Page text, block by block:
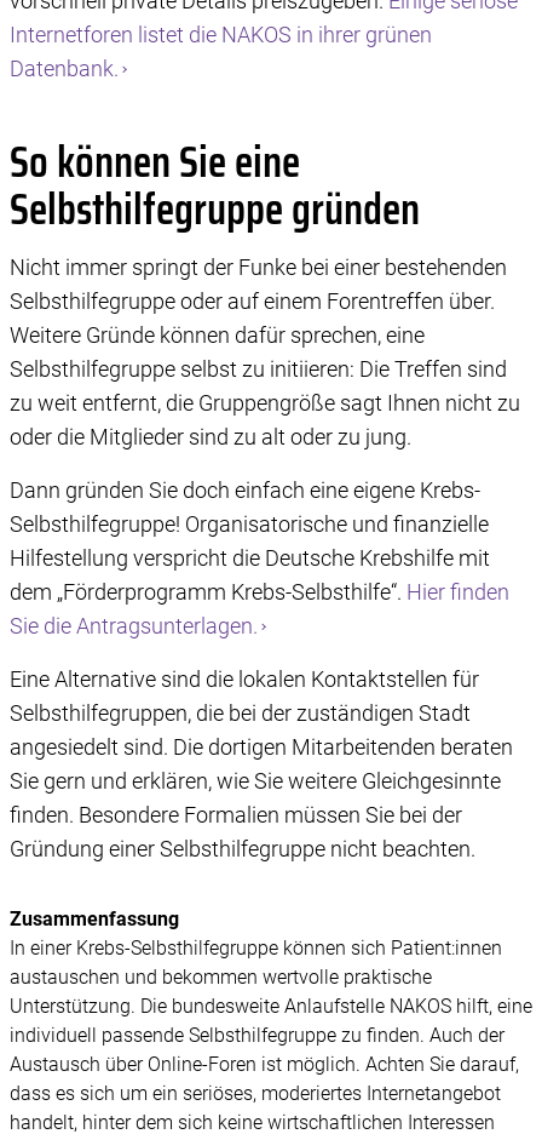
Verarbeitung benötigen wir Ihre Einwilligung. Ihre
Einwilligung können Sie mit Wirkung für die Zukunft
widerrufen, indem Sie auf das runde Icon in der linken
Internetforen listet die NAKOS in ihrer grünen
Datenbank.
So können Sie eine
Selbsthilfegruppe gründen
Nicht immer springt der Funke bei einer bestehenden
Selbsthilfegruppe oder auf einem Forentreffen über.
Weitere Gründe können dafür sprechen, eine
Selbsthilfegruppe selbst zu initiieren: Die Treffen sind
zu weit entfernt, die Gruppengröße sagt Ihnen nicht zu
oder die Mitglieder sind zu alt oder zu jung.
Dann gründen Sie doch einfach eine eigene Krebs-
Selbsthilfegruppe! Organisatorische und finanzielle
Hilfestellung verspricht die Deutsche Krebshilfe mit
dem „Förderprogramm Krebs-Selbsthilfe“. Hier finden
Sie die Antragsunterlagen.
Eine Alternative sind die lokalen Kontaktstellen für
Selbsthilfegruppen, die bei der zuständigen Stadt
angesiedelt sind. Die dortigen Mitarbeitenden beraten
Sie gern und erklären, wie Sie weitere Gleichgesinnte
finden. Besondere Formalien müssen Sie bei der
Gründung einer Selbsthilfegruppe nicht beachten.
Zusammenfassung
In einer Krebs-Selbsthilfegruppe können sich Patient:innen
austauschen und bekommen wertvolle praktische
Unterstützung. Die bundesweite Anlaufstelle NAKOS hilft, eine
individuell passende Selbsthilfegruppe zu finden. Auch der
Austausch über Online-Foren ist möglich. Achten Sie darauf,
dass es sich um ein seriöses, moderiertes Internetangebot
handelt, hinter dem sich keine wirtschaftlichen Interessen